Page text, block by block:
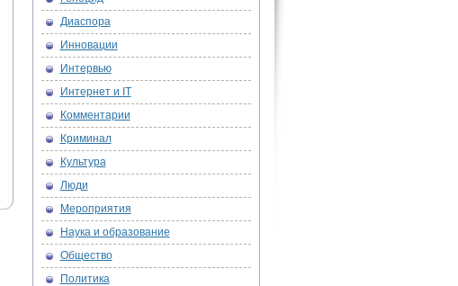
Диаспора
Инновации
Интервью
Интернет и IT
Комментарии
Криминал
Культура
Люди
Мероприятия
Наука и образование
Общество
Политика